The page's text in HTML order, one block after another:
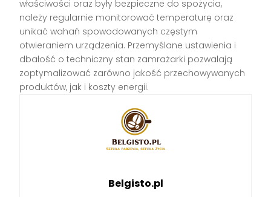
właściwości oraz były bezpieczne do spożycia,
należy regularnie monitorować temperaturę oraz
unikać wahań spowodowanych częstym
otwieraniem urządzenia. Przemyślane ustawienia i
dbałość o techniczny stan zamrażarki pozwalają
zoptymalizować zarówno jakość przechowywanych
produktów, jak i koszty energii.
Belgisto.pl